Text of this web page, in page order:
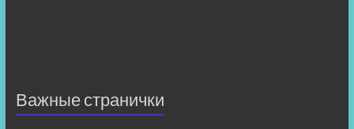
Важные странички